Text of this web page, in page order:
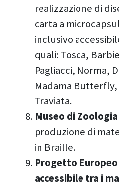
realizzazione di
carta a
inclusivo
quali: Tosca,
Pagliacci, Norma,
Madama Butterfly,
Traviata.
Museo di
produzione di
in Braille.
Progetto Europeo
accessibile tra i